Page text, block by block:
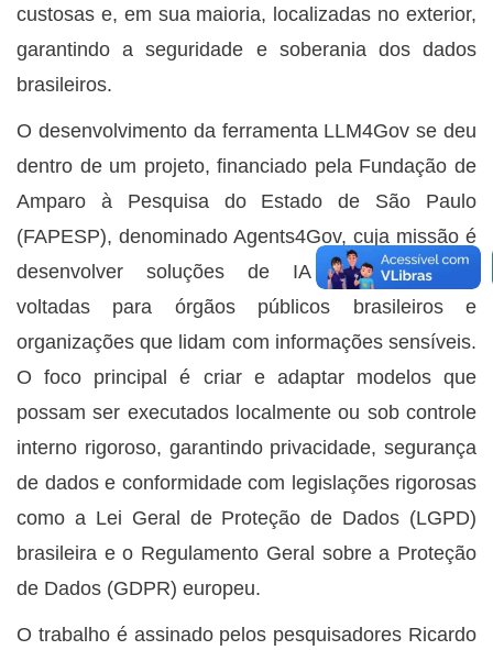
custosas e, em sua maioria, localizadas no exterior,
garantindo a seguridade e soberania dos dados
brasileiros.
O desenvolvimento da ferramenta LLM4Gov se deu
dentro de um projeto, financiado pela Fundação de
Amparo à Pesquisa do Estado de São Paulo
(FAPESP), denominado Agents4Gov, cuja missão é
desenvolver soluções de IA especificamente
voltadas para órgãos públicos brasileiros e
organizações que lidam com informações sensíveis.
O foco principal é criar e adaptar modelos que
possam ser executados localmente ou sob controle
interno rigoroso, garantindo privacidade, segurança
de dados e conformidade com legislações rigorosas
como a Lei Geral de Proteção de Dados (LGPD)
brasileira e o Regulamento Geral sobre a Proteção
de Dados (GDPR) europeu.
O trabalho é assinado pelos pesquisadores Ricardo